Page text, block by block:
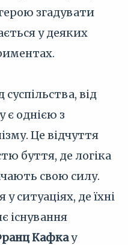
згадувати
у деяких
від
є однією з
Це відчуття
буття, де логіка
свою силу.
ситуаціях, де їхні
існування
Кафкау